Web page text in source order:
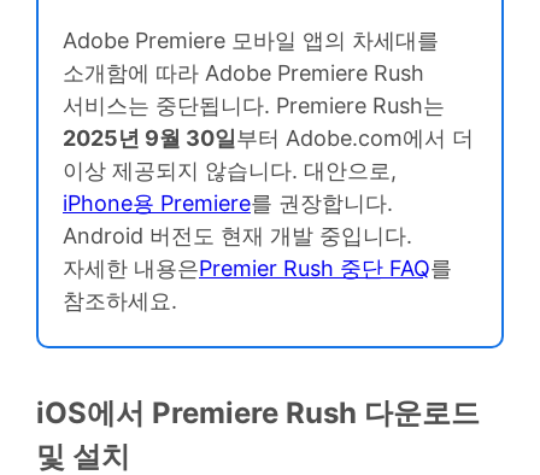
Adobe Premiere 모바일 앱의 차세대를
소개함에 따라 Adobe Premiere Rush
서비스는 중단됩니다. Premiere Rush는
2025년 9월 30일 부터 Adobe.com에서 더
이상 제공되지 않습니다. 대안으로,
iPhone용 Premiere를 권장합니다.
Android 버전도 현재 개발 중입니다.
자세한 내용은Premier Rush 중단 FAQ를
참조하세요.
iOS에서 Premiere Rush 다운로드
및 설치